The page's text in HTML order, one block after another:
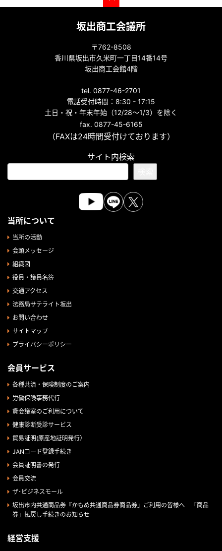
坂出商工会議所
〒762-8508
香川県坂出市久米町一丁目14番14号
坂出商工会館4階
tel. 0877-46-2701
電話受付時間：8:30 - 17:15
土日・祝・年末年始（12/28～1/3）を除く
fax. 0877-45-6165
（FAXは24時間受付けております）
サイト内検索
当所について
当所の活動
会頭メッセージ
組織図
役員・議員名簿
交通アクセス
法務局サテライト坂出
お問い合わせ
サイトマップ
プライバシーポリシー
会員サービス
各種共済・保険制度のご案内
労働保険事務代行
貸会議室のご利用について
健康診断受診サービス
貿易証明(原産地証明発行）
JANコード登録手続き
会員証明書の発行
会員交流
ザ･ビジネスモール
坂出市内共通商品券『かもめ共通商品券商品券」ご利用の皆様へ 「商品
券」払戻し手続きのお知らせ
経営支援